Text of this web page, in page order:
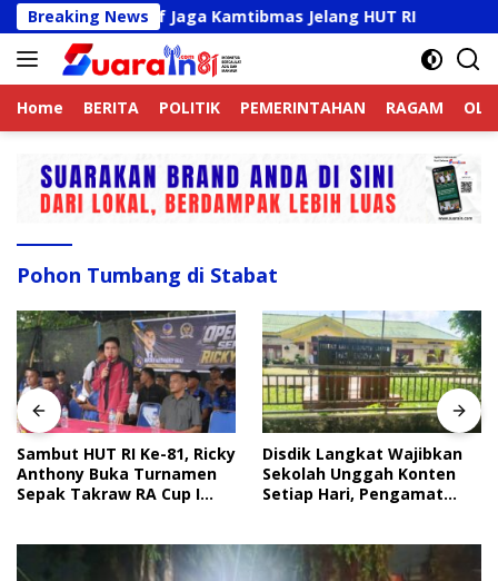
Langsung
ke
konten
Breaking News
Aktif Jaga Kamtibmas Jelang HUT RI Sambut
Home BERITA POLITIK PEMERINTAHAN RAGAM
Pohon Tumbang di Stabat
Sambut HUT RI Ke-81, Ricky
Anthony Buka Turnamen
Sepak Takraw RA Cup I
Disdik Langkat Wajibkan
Sekolah Unggah Konten
Setiap Hari, Pengamat